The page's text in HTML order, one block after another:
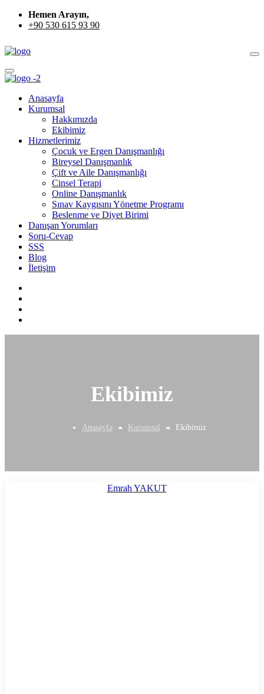
Hemen Arayın,
+90 530 615 93 90
Anasayfa
Kurumsal
Hakkımızda
Ekibimiz
Hizmetlerimiz
Çocuk ve Ergen Danışmanlığı
Bireysel Danışmanlık
Çift ve Aile Danışmanlığı
Cinsel Terapi
Online Danışmanlık
Sınav Kaygısını Yönetme Programı
Beslenme ve Diyet Birimi
Danışan Yorumları
Soru-Cevap
SSS
Blog
İletişim
Ekibimiz
Anasayfa Kurumsal Ekibimiz